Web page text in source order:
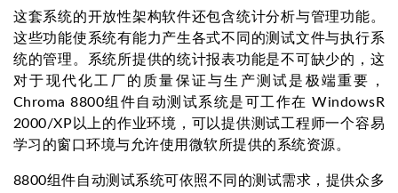
这套系统的开放性架构软件还包含统计分析与管理功能。
这些功能使系统有能力产生各式不同的测试文件与执行系
统的管理。系统所提供的统计报表功能是不可缺少的，这
对于现代化工厂的质量保证与生产测试是极端重要，
Chroma 8800组件自动测试系统是可工作在 WindowsR
2000/XP以上的作业环境，可以提供测试工程师一个容易
学习的窗口环境与允许使用微软所提供的系统资源。
8800组件自动测试系统可依照不同的测试需求，提供众多